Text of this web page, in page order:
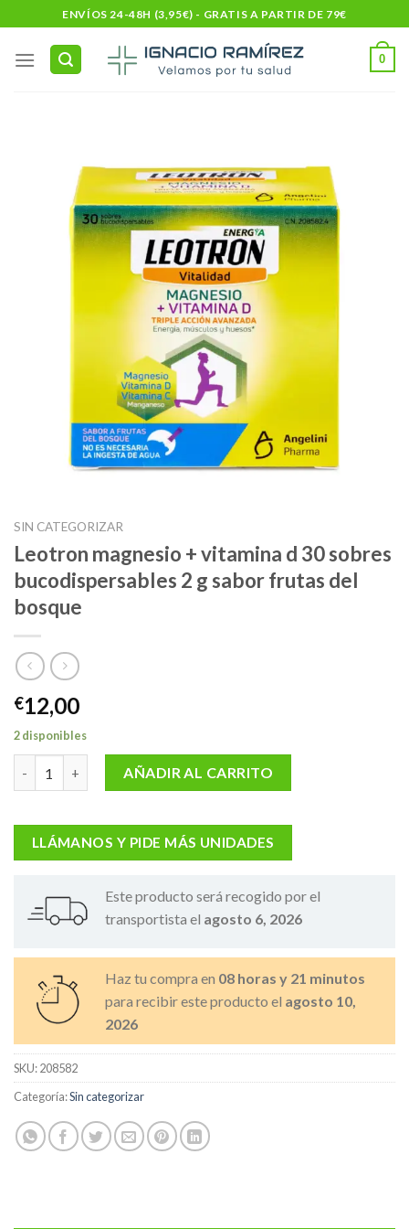
to
content
ENVÍOS 24-48H (3,95€) - GRATIS A PARTIR DE 79€
0
SIN CATEGORIZAR
Leotron magnesio + vitamina d 30 sobres
bucodispersables 2 g sabor frutas del
bosque
€12,00
2 disponibles
Leotron magnesio + vitamina d 30 sobres bucodispersables 2
AÑADIR AL CARRITO
LLÁMANOS Y PIDE MÁS UNIDADES
Este producto será recogido por el
transportista el agosto 6, 2026
Haz tu compra en 08 horas y 21 minutos
para recibir este producto el agosto 10,
2026
SKU:208582
Categoría:Sin categorizar